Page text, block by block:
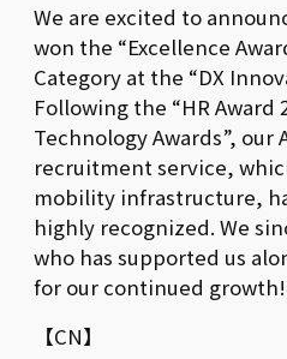
We are excited to
won the “Excellence
Category at the “DX
Following the “HR Award
Technology Awards”, our
recruitment service,
mobility infrastructure,
highly recognized. We
who has supported us
for our continued growth!
【CN】